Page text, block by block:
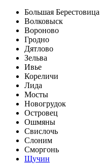
Большая Берестовица
Волковыск
Вороново
Гродно
Дятлово
Зельва
Ивье
Кореличи
Лида
Мосты
Новогрудок
Островец
Ошмяны
Свислочь
Слоним
Сморгонь
Щучин